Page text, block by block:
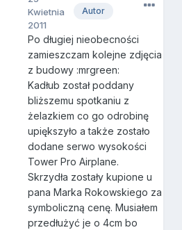
Autor
Kwietnia
2011
Po długiej nieobecności
zamieszczam kolejne zdjęcia
z budowy :mrgreen:
Kadłub został poddany
bliższemu spotkaniu z
żelazkiem co go odrobinę
upiększyło a także zostało
dodane serwo wysokości
Tower Pro Airplane.
Skrzydła zostały kupione u
pana Marka Rokowskiego za
symboliczną cenę. Musiałem
przedłużyć je o 4cm bo